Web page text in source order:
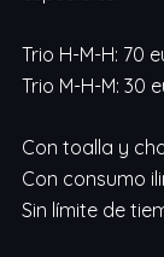
Trio H-M-H: 70
Trio M-H-M: 30
Con toalla y
Con consumo
Sin límite de